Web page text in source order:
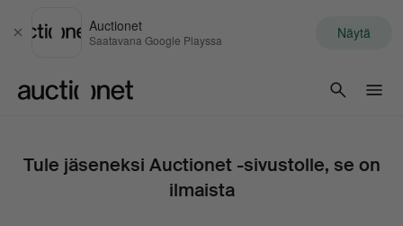
Sulje
Auctionet
Saatavana Google Playssa Näytä
Tule jäseneksi Auctionet -sivustolle, se on
ilmaista